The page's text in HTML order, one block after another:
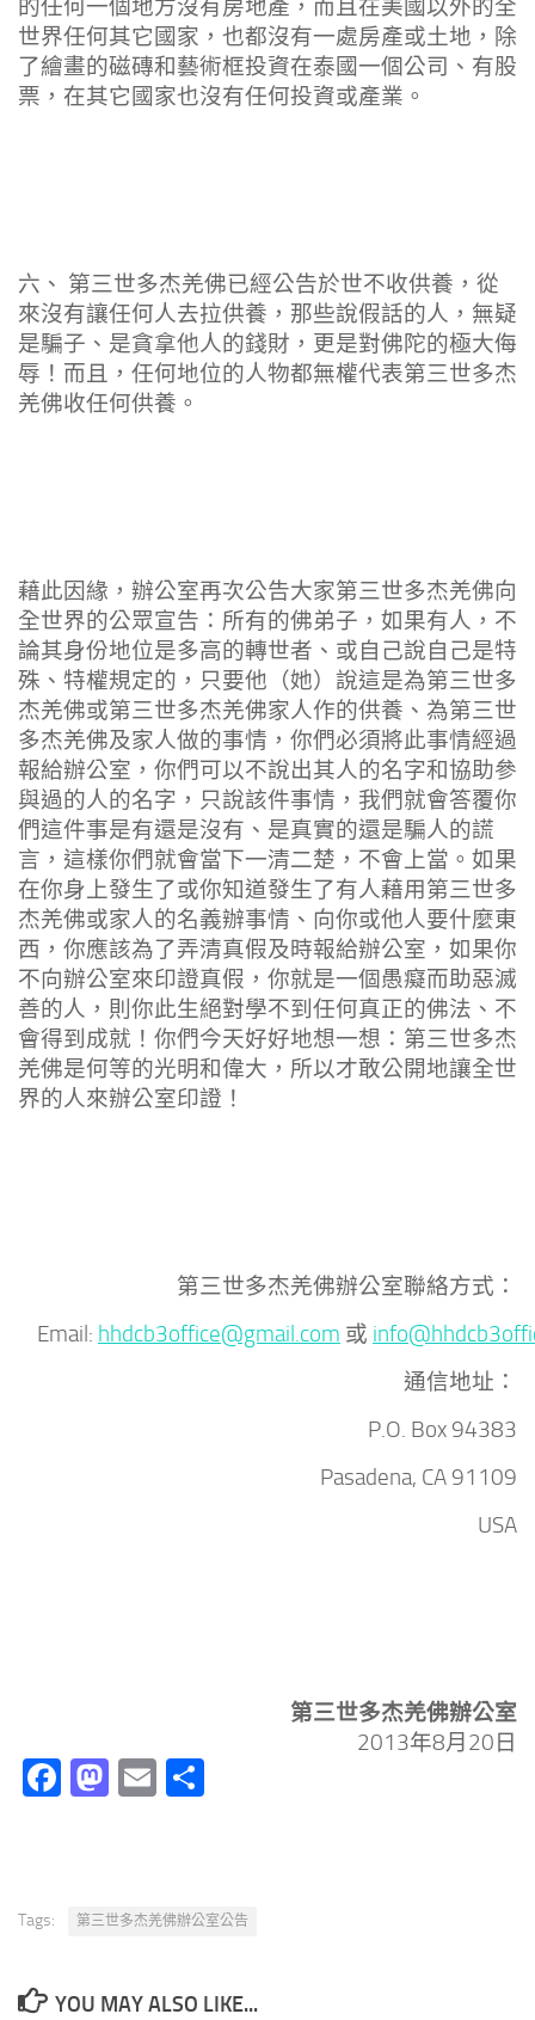
的任何一個地方沒有房地產，而且在美國以外的全
世界任何其它國家，也都沒有一處房產或土地，除
了繪畫的磁磚和藝術框投資在泰國一個公司、有股
票，在其它國家也沒有任何投資或產業。
六、 第三世多杰羌佛已經公告於世不收供養，從
來沒有讓任何人去拉供養，那些說假話的人，無疑
是騙子、是貪拿他人的錢財，更是對佛陀的極大侮
辱！而且，任何地位的人物都無權代表第三世多杰
羌佛收任何供養。
藉此因緣，辦公室再次公告大家第三世多杰羌佛向
全世界的公眾宣告：所有的佛弟子，如果有人，不
論其身份地位是多高的轉世者、或自己說自己是特
殊、特權規定的，只要他（她）說這是為第三世多
杰羌佛或第三世多杰羌佛家人作的供養、為第三世
多杰羌佛及家人做的事情，你們必須將此事情經過
報給辦公室，你們可以不說出其人的名字和協助參
與過的人的名字，只說該件事情，我們就會答覆你
們這件事是有還是沒有、是真實的還是騙人的謊
言，這樣你們就會當下一清二楚，不會上當。如果
在你身上發生了或你知道發生了有人藉用第三世多
杰羌佛或家人的名義辦事情、向你或他人要什麼東
西，你應該為了弄清真假及時報給辦公室，如果你
不向辦公室來印證真假，你就是一個愚癡而助惡滅
善的人，則你此生絕對學不到任何真正的佛法、不
會得到成就！你們今天好好地想一想：第三世多杰
羌佛是何等的光明和偉大，所以才敢公開地讓全世
界的人來辦公室印證！
第三世多杰羌佛辦公室聯絡方式：
Email: hhdcb3office@gmail.com 或
通信地址：
P.O. Box 94383
Pasadena, CA 91109
USA
第三世多杰羌佛辦公室
2013年8月20日
Facebook
Mastodon
Email
Tags: 第三世多杰羌佛辦公室公告
YOU MAY ALSO LIKE...